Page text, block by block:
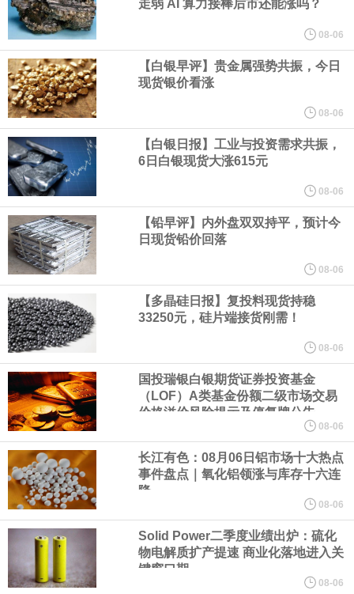
环保人士的反对声浪持续高涨，给这家美国科技巨头总规模 150 亿
美元的项目制造重重阻碍
欧股开盘涨跌不一，德国DAX指数跌0.29%，英国富时100指数涨
0.08%，法国CAC40指数涨0.03%，欧洲斯托克50指数跌0.15%，
意大利富时MIB指数跌0.18%。
LME伦镍日内跌超3.00%，现报16574.100美元/吨。
瑞士7月季调后失业率 3.1%，预期 3.1%，前值 3.1%。瑞士7月未
商品期货收盘，黄金连续涨3.44%，焦炭连续涨2.72%，铁矿石连续
沙特下调了对亚洲的主要原油价格，与此同时，各方正就一项旨在
缓解霍尔木兹海峡航运压力的协议进行谈判。尽管胡塞武装的威胁
危及了经由红海向东运输原油的替代路线，但沙特方面仍下调了价
格。
美国国会预算办公室5日发布的报告估算，美国总统特朗普要求打造
走弱 AI 算力接棒后市还能涨吗？
08-06
【白银早评】贵金属强势共振，今日
现货银价看涨
08-06
【白银日报】工业与投资需求共振，
6日白银现货大涨615元
08-06
【铅早评】内外盘双双持平，预计今
日现货铅价回落
08-06
【多晶硅日报】复投料现货持稳
33250元，硅片端接货刚需！
08-06
国投瑞银白银期货证券投资基金
（LOF）A类基金份额二级市场交易
价格溢价风险提示及停复牌公告
08-06
长江有色：08月06日铝市场十大热点
事件盘点｜氧化铝领涨与库存十六连
降
08-06
Solid Power二季度业绩出炉：硫化
物电解质扩产提速 商业化落地进入关
键窗口期
08-06